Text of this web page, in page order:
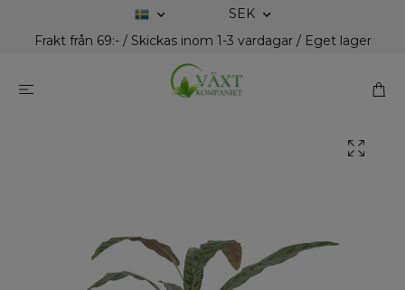
SEK
Frakt från 69:- / Skickas inom 1-3 vardagar / Eget lager